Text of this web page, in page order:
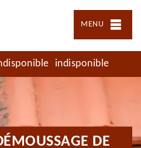
MENU
indisponible
DE